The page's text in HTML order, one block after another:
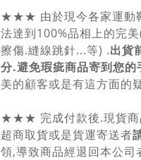
★★★ 由於現今各家運動
法達到100%品相上的完
擦傷.縫線跳針...等) .出貨
分.避免瑕疵商品寄到您的
美的顧客或是有這方面的
★★★ 完成付款後.現貨商
超商取貨或是貨運寄送者
領,導致商品經退回本公司